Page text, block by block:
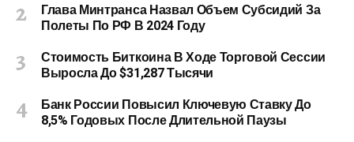
Глава Минтранса Назвал Объем Субсидий За
Полеты По РФ В 2024 Году
Стоимость Биткоина В Ходе Торговой Сессии
Выросла До $31,287 Тысячи
Банк России Повысил Ключевую Ставку До
8,5% Годовых После Длительной Паузы